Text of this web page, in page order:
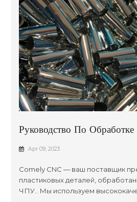
Руководство По
Обработанных Пластиковых
Apr 09, 2023
Comely CNC — ваш поставщик
пластиковых деталей,
ЧПУ.. Мы используем